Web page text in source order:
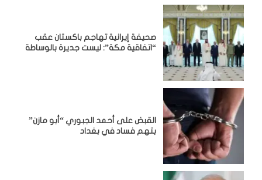
صحيفة إيرانية تهاجم باكستان عقب
“اتفاقية مكة”: ليست جديرة بالوساطة
القبض على أحمد الجبوري “أبو مازن”
بتهم فساد في بغداد